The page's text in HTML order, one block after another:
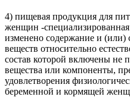
4) пищевая продукция для
женщин -
изменено содержание и (или)
веществ относительно
состав которой включены не
вещества или компоненты,
удовлетворения
беременной и кормящей